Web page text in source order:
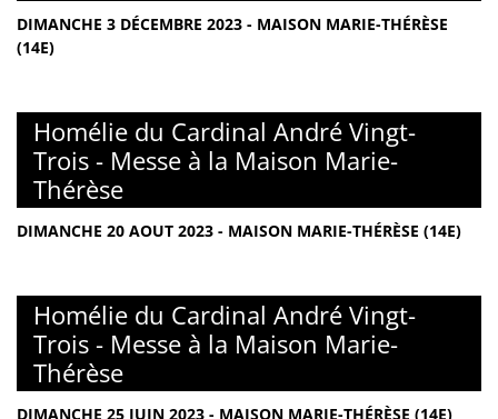
DIMANCHE 3 DÉCEMBRE 2023 - MAISON MARIE-THÉRÈSE
(14E)
Homélie du Cardinal André Vingt-
Trois - Messe à la Maison Marie-
Thérèse
DIMANCHE 20 AOUT 2023 - MAISON MARIE-THÉRÈSE (14E)
Homélie du Cardinal André Vingt-
Trois - Messe à la Maison Marie-
Thérèse
DIMANCHE 25 JUIN 2023 - MAISON MARIE-THÉRÈSE (14E)